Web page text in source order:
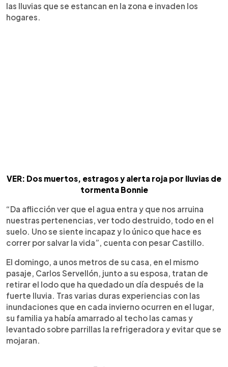
las lluvias que se estancan en la zona e invaden los
hogares.
VER: Dos muertos, estragos y alerta roja por lluvias de
tormenta Bonnie
“Da aflicción ver que el agua entra y que nos arruina
nuestras pertenencias, ver todo destruido, todo en el
suelo. Uno se siente incapaz y lo único que hace es
correr por salvar la vida”, cuenta con pesar Castillo.
El domingo, a unos metros de su casa, en el mismo
pasaje, Carlos Servellón, junto a su esposa, tratan de
retirar el lodo que ha quedado un día después de la
fuerte lluvia. Tras varias duras experiencias con las
inundaciones que en cada invierno ocurren en el lugar,
su familia ya había amarrado al techo las camas y
levantado sobre parrillas la refrigeradora y evitar que se
mojaran.